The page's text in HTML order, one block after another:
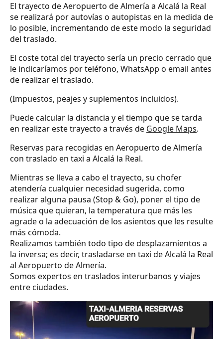
El trayecto de Aeropuerto de Almería a Alcalá la Real
se realizará por autovías o autopistas en la medida de
lo posible, incrementando de este modo la seguridad
del traslado.
El coste total del trayecto sería un precio cerrado que
le indicaríamos por teléfono, WhatsApp o email antes
de realizar el traslado.
(Impuestos, peajes y suplementos incluidos).
Puede calcular la distancia y el tiempo que se tarda
en realizar este trayecto a través de Google Maps.
Reservas para recogidas en Aeropuerto de Almería
con traslado en taxi a Alcalá la Real.
Mientras se lleva a cabo el trayecto, su chofer
atendería cualquier necesidad sugerida, como
realizar alguna pausa (Stop & Go), poner el tipo de
música que quieran, la temperatura que más les
agrade o la adecuación de los asientos que les resulte
más cómoda.
Realizamos también todo tipo de desplazamientos a
la inversa; es decir, trasladarse en taxi de Alcalá la Real
al Aeropuerto de Almería.
Somos expertos en traslados interurbanos y viajes
entre ciudades.